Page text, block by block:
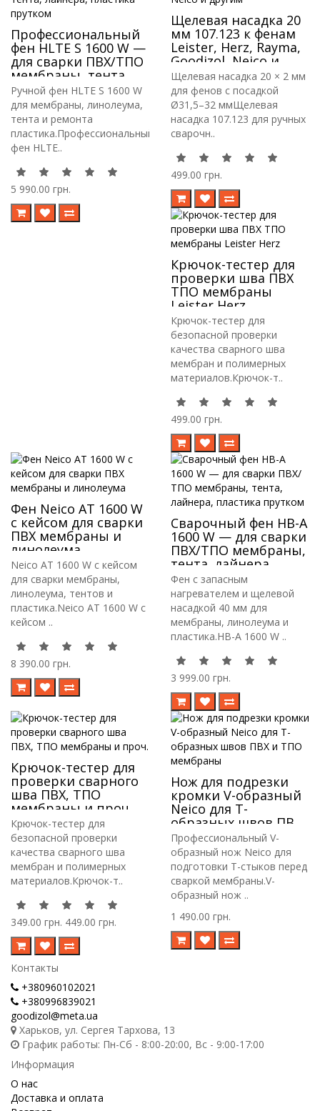
Профессиональный
фен HLTE S 1600 W —
для сварки ПВХ/ТПО
мембраны, тента,
лайнера, пластика
прутком
Ручной фен HLTE S 1600 W
для мембраны, линолеума,
тента и ремонта
пластика.Профессиональный
фен HLTE..
5 990.00 грн.
Щелевая насадка 20
мм 107.123 к фенам
Leister, Herz, Rayma,
Goodizol, Neico и
другим
Щелевая насадка 20 × 2 мм
для фенов с посадкой
Ø31,5–32 ммЩелевая
насадка 107.123 для ручных
сварочн..
499.00 грн.
Крючок-тестер для
проверки шва ПВХ
ТПО мембраны
Leister Herz
Крючок-тестер для
безопасной проверки
качества сварного шва
мембран и полимерных
материалов.Крючок-т..
499.00 грн.
Фен Neico AT 1600 W
с кейсом для сварки
ПВХ мембраны и
линолеума
Neico AT 1600 W с кейсом
для сварки мембраны,
линолеума, тентов и
пластика.Neico AT 1600 W с
кейсом ..
8 390.00 грн.
Сварочный фен HB-A
1600 W — для сварки
ПВХ/ТПО мембраны,
тента, лайнера,
пластика прутком
Фен с запасным
нагревателем и щелевой
насадкой 40 мм для
мембраны, линолеума и
пластика.HB-A 1600 W ..
3 999.00 грн.
Крючок-тестер для
проверки сварного
шва ПВХ, ТПО
мембраны и проч.
Крючок-тестер для
безопасной проверки
качества сварного шва
мембран и полимерных
материалов.Крючок-т..
349.00 грн. 449.00 грн.
Нож для подрезки
кромки V-образный
Neico для Т-
образных швов ПВХ
и ТПО мембраны
Профессиональный V-
образный нож Neico для
подготовки Т-стыков перед
сваркой мембраны.V-
образный нож ..
1 490.00 грн.
Контакты
+380960102021
+380996839021
goodizol@meta.ua
Харьков, ул. Сергея Тархова, 13
График работы: Пн-Сб - 8:00-20:00, Вс - 9:00-17:00
Информация
О нас
Доставка и оплата